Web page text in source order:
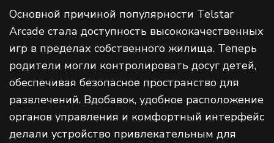
Основной причиной популярности Telstar
Arcade стала доступность высококачественных
игр в пределах собственного жилища. Теперь
родители могли контролировать досуг детей,
обеспечивая безопасное пространство для
развлечений. Вдобавок, удобное расположение
органов управления и комфортный интерфейс
делали устройство привлекательным для